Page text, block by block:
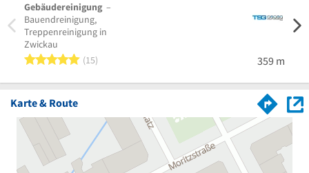
Gebäudereinigung –
Bauendreinigung,
Treppenreinigung in
Zwickau
5 von 5 Sternen
15 359 m
Karte & Route